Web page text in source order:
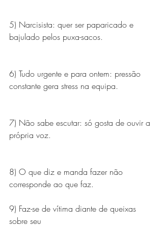
5) Narcisista: quer ser paparicado e
bajulado pelos puxa-sacos.
6) Tudo urgente e para ontem: pressão
constante gera stress na equipa.
7) Não sabe escutar: só gosta de ouvir a
própria voz.
8) O que diz e manda fazer não
corresponde ao que faz.
9) Faz-se de vítima diante de queixas
sobre seu